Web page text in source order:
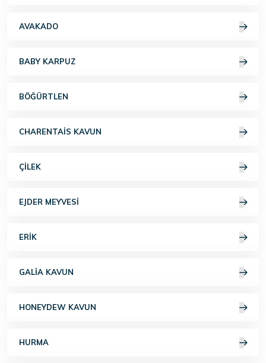
AVAKADO
BABY KARPUZ
BÖĞÜRTLEN
CHARENTAIS KAVUN
ÇILEK
EJDER MEYVESI
ERIK
GALIA KAVUN
HONEYDEW KAVUN
HURMA